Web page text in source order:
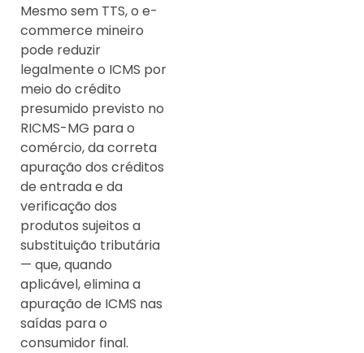
Mesmo sem TTS, o e-
commerce mineiro
pode reduzir
legalmente o ICMS por
meio do crédito
presumido previsto no
RICMS-MG para o
comércio, da correta
apuração dos créditos
de entrada e da
verificação dos
produtos sujeitos a
substituição tributária
— que, quando
aplicável, elimina a
apuração de ICMS nas
saídas para o
consumidor final.